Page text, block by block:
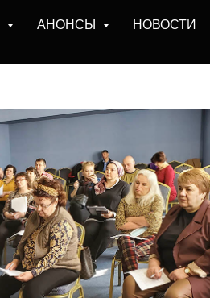
АНОНСЫ НОВОСТИ